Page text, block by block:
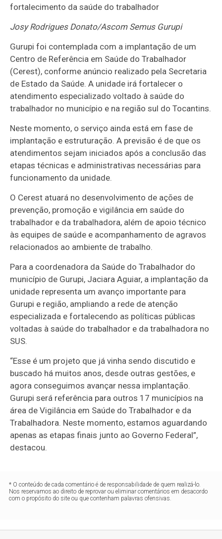
fortalecimento da saúde do trabalhador
Josy Rodrigues Donato/Ascom Semus Gurupi
Gurupi foi contemplada com a implantação de um
Centro de Referência em Saúde do Trabalhador
(Cerest), conforme anúncio realizado pela Secretaria
de Estado da Saúde. A unidade irá fortalecer o
atendimento especializado voltado à saúde do
trabalhador no município e na região sul do Tocantins.
Neste momento, o serviço ainda está em fase de
implantação e estruturação. A previsão é de que os
atendimentos sejam iniciados após a conclusão das
etapas técnicas e administrativas necessárias para
funcionamento da unidade.
O Cerest atuará no desenvolvimento de ações de
prevenção, promoção e vigilância em saúde do
trabalhador e da trabalhadora, além de apoio técnico
às equipes de saúde e acompanhamento de agravos
relacionados ao ambiente de trabalho.
Para a coordenadora da Saúde do Trabalhador do
município de Gurupi, Jaciara Aguiar, a implantação da
unidade representa um avanço importante para
Gurupi e região, ampliando a rede de atenção
especializada e fortalecendo as políticas públicas
voltadas à saúde do trabalhador e da trabalhadora no
SUS.
“Esse é um projeto que já vinha sendo discutido e
buscado há muitos anos, desde outras gestões, e
agora conseguimos avançar nessa implantação.
Gurupi será referência para outros 17 municípios na
área de Vigilância em Saúde do Trabalhador e da
Trabalhadora. Neste momento, estamos aguardando
apenas as etapas finais junto ao Governo Federal”,
destacou.
* O conteúdo de cada comentário é de responsabilidade de quem realizá-lo.
Nos reservamos ao direito de reprovar ou eliminar comentários em desacordo
com o propósito do site ou que contenham palavras ofensivas.